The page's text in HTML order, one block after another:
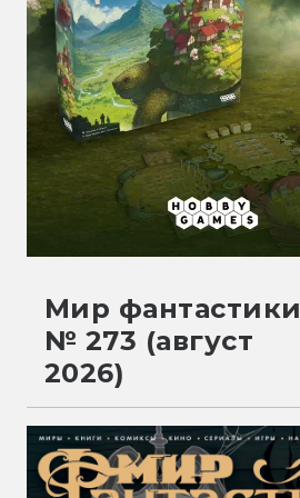
Мир фантастики
№ 273 (август
2026)